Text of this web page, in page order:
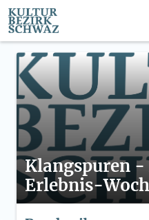
Klangspuren
Erlebnis-